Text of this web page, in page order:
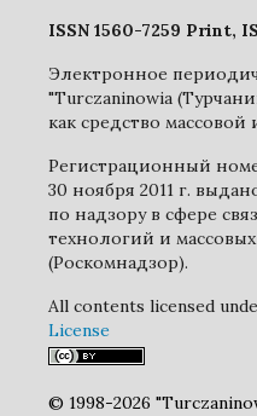
ISSN 1560-7259 Print,
Электронное
"Turczaninowia
как средство
Регистрационный
30 ноября 2011 г.
по надзору в сфере
технологий и
(Роскомнадзор).
All contents licensed
License
© 1998-2026